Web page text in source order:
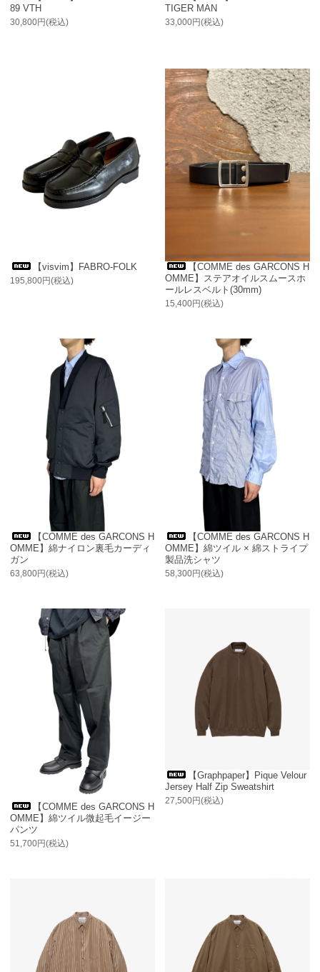
89 VTH
30,800円(税込)
TIGER MAN
33,000円(税込)
【visvim】FABRO-FOLK
195,800円(税込)
【COMME des GARCONS H
OMME】ステアオイルスムースホ
ールレスベルト(30mm)
15,400円(税込)
【COMME des GARCONS H
OMME】綿ナイロン裏毛カーディ
ガン
63,800円(税込)
【COMME des GARCONS H
OMME】綿ツイル × 綿ストライプ
製品洗シャツ
58,300円(税込)
【COMME des GARCONS H
OMME】綿ツイル微起毛イージー
パンツ
51,700円(税込)
【Graphpaper】Pique Velour
Jersey Half Zip Sweatshirt
27,500円(税込)